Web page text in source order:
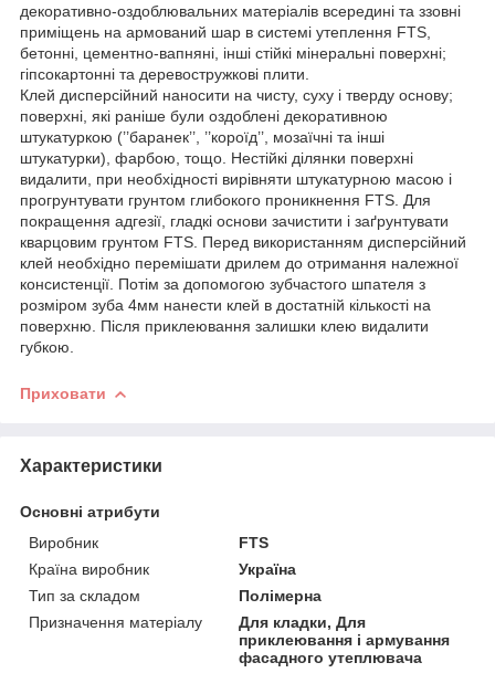
декоративно-оздоблювальних матеріалів всередині та ззовні
приміщень на армований шар в системі утеплення FTS,
бетонні, цементно-вапняні, інші стійкі мінеральні поверхні;
гіпсокартонні та деревостружкові плити.
Клей дисперсійний наносити на чисту, суху і тверду основу;
поверхні, які раніше були оздоблені декоративною
штукатуркою (’’баранек’’, ’’короїд’’, мозаїчні та інші
штукатурки), фарбою, тощо. Нестійкі ділянки поверхні
видалити, при необхідності вирівняти штукатурною масою і
прогрунтувати грунтом глибокого проникнення FTS. Для
покращення адгезії, гладкі основи зачистити і заґрунтувати
кварцовим грунтом FTS. Перед використанням дисперсійний
клей необхідно перемішати дрилем до отримання належної
консистенції. Потім за допомогою зубчастого шпателя з
розміром зуба 4мм нанести клей в достатній кількості на
поверхню. Після приклеювання залишки клею видалити
губкою.
Приховати
Характеристики
Основні атрибути
Виробник
FTS
Країна виробник
Україна
Тип за складом
Полімерна
Призначення матеріалу
Для кладки, Для
приклеювання і армування
фасадного утеплювача